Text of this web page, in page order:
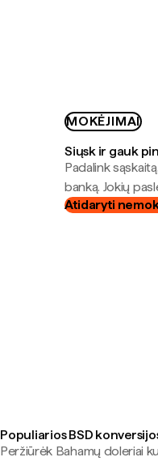
MOKĖJIMAI
Siųsk ir gauk
Padalink
banką. Jokių
Atidaryti
Populiarios BSD
Peržiūrėk Bahamų doleriai